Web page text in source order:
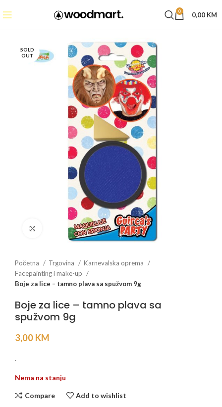
0 0,00 KM
SOLD
OUT
Click to enlarge
Početna Trgovina
Karnevalska oprema
Facepainting i make-up
Boje za lice – tamno plava sa spužvom 9g
Boje za lice – tamno plava sa
spužvom 9g
3,00 KM
.
Nema na stanju
Compare Add to wishlist